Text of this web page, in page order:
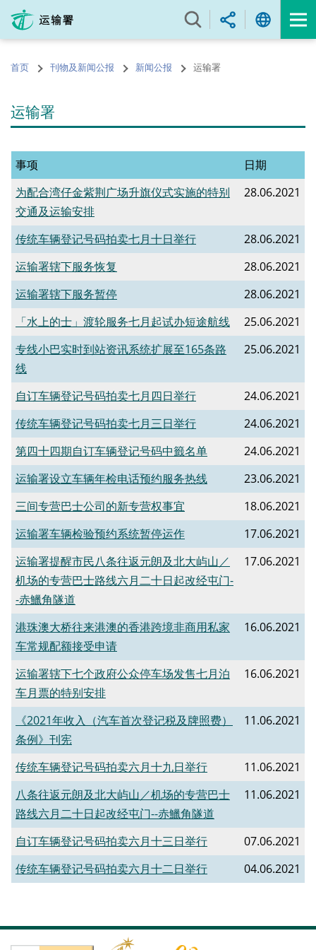
内
的首页 刊物及新闻公报 新闻公报 运输署
运输署
事项
日期
为配合湾仔金紫荆广场升旗仪式实施的特别
交通及运输安排
28.06.2021
传统车辆登记号码拍卖七月十日举行
28.06.2021
运输署辖下服务恢复
28.06.2021
运输署辖下服务暂停
28.06.2021
「水上的士」渡轮服务七月起试办短途航线
25.06.2021
专线小巴实时到站资讯系统扩展至165条路
线
25.06.2021
自订车辆登记号码拍卖七月四日举行
24.06.2021
传统车辆登记号码拍卖七月三日举行
24.06.2021
第四十四期自订车辆登记号码中籤名单
24.06.2021
运输署设立车辆年检电话预约服务热线
23.06.2021
三间专营巴士公司的新专营权事宜
18.06.2021
运输署车辆检验预约系统暂停运作
17.06.2021
运输署提醒市民八条往返元朗及北大屿山／
机场的专营巴士路线六月二十日起改经屯门-
-赤鱲角隧道
17.06.2021
港珠澳大桥往来港澳的香港跨境非商用私家
车常规配额接受申请
16.06.2021
运输署辖下七个政府公众停车场发售七月泊
车月票的特别安排
16.06.2021
《2021年收入（汽车首次登记税及牌照费）
条例》刊宪
11.06.2021
传统车辆登记号码拍卖六月十九日举行
11.06.2021
八条往返元朗及北大屿山／机场的专营巴士
路线六月二十日起改经屯门--赤鱲角隧道
11.06.2021
自订车辆登记号码拍卖六月十三日举行
07.06.2021
传统车辆登记号码拍卖六月十二日举行
04.06.2021